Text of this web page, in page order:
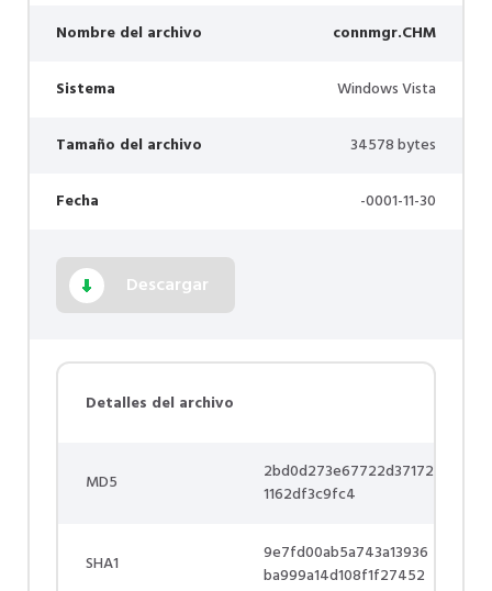
Nombre del archivo connmgr.CHM
Sistema Windows Vista
Tamaño del archivo 34578 bytes
Fecha -0001-11-30
Descargar
Detalles del archivo
MD5
2bd0d273e67722d37172
1162df3c9fc4
SHA1
9e7fd00ab5a743a13936
ba999a14d108f1f27452